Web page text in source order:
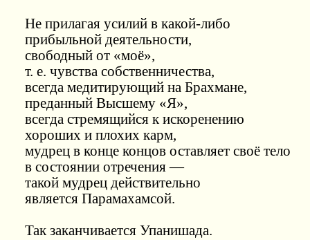
Не прилагая усилий в какой-либо
прибыльной деятельности,
свободный от «моё»,
т. е. чувства собственничества,
всегда медитирующий на Брахмане,
преданный Высшему «Я»,
всегда стремящийся к искоренению
хороших и плохих карм,
мудрец в конце концов оставляет своё тело
в состоянии отречения —
такой мудрец действительно
является Парамахамсой.
Так заканчивается Упанишада.